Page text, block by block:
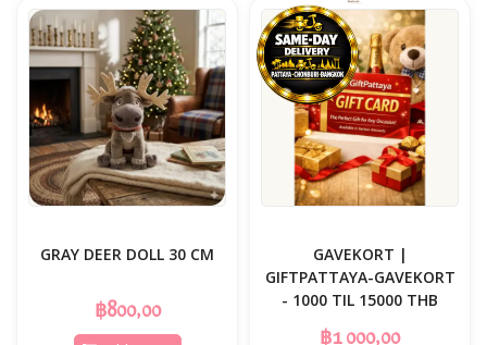
GRAY DEER DOLL 30 CM
฿800,00
GAVEKORT |
GIFTPATTAYA-GAVEKORT
- 1000 TIL 15000 THB
฿1 000,00